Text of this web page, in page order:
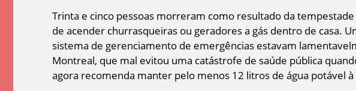
Trinta e cinco pessoas morreram como resultado da
de acender churrasqueiras ou geradores a gás dentro de casa.
sistema de gerenciamento de emergências estavam
Montreal, que mal evitou uma catástrofe de saúde pública
agora recomenda manter pelo menos 12 litros de água potável